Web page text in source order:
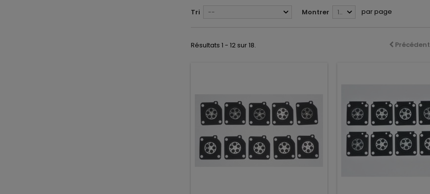
Tri -- Montrer 12 par page
Précédent
Résultats 1 - 12 sur 18.